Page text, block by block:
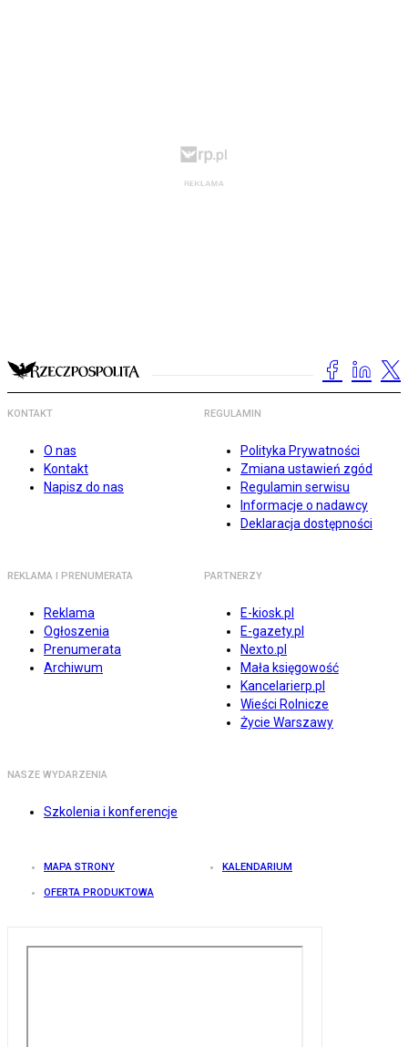
KONTAKT
O nas
Kontakt
Napisz do nas
REGULAMIN
Polityka Prywatności
Zmiana ustawień zgód
Regulamin serwisu
Informacje o nadawcy
Deklaracja dostępności
REKLAMA I PRENUMERATA
Reklama
Ogłoszenia
Prenumerata
Archiwum
PARTNERZY
E-kiosk.pl
E-gazety.pl
Nexto.pl
Mała księgowość
Kancelarierp.pl
Wieści Rolnicze
Życie Warszawy
NASZE WYDARZENIA
Szkolenia i konferencje
MAPA STRONY KALENDARIUM
OFERTA PRODUKTOWA